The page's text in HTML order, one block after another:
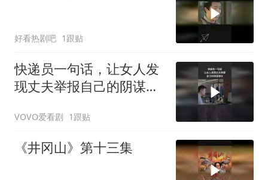
好看热剧吧 1跟贴
快递员一句话，让女人发
现丈夫举报自己的阴谋诡
VOVO爱看剧 1跟贴
《井冈山》第十三集